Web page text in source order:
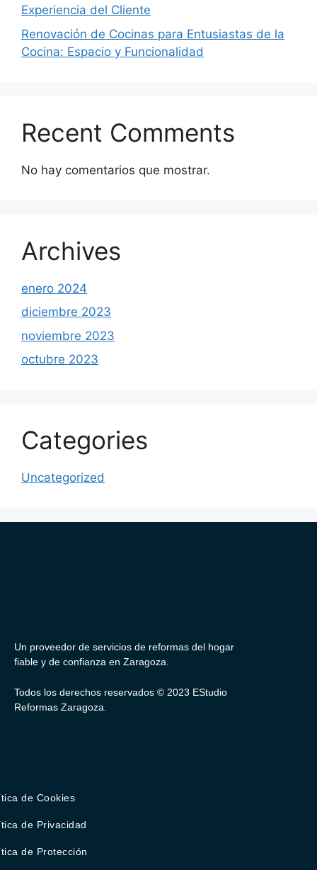
Experiencia del Cliente
Renovación de Cocinas para Entusiastas de la
Cocina: Espacio y Funcionalidad
Recent Comments
No hay comentarios que mostrar.
Archives
enero 2024
diciembre 2023
noviembre 2023
octubre 2023
Categories
Uncategorized
Un proveedor de servicios de reformas del hogar
fiable y de confianza en Zaragoza.
Todos los derechos reservados © 2023 EStudio
Reformas Zaragoza.
de Cookies
de Privacidad
de Protección